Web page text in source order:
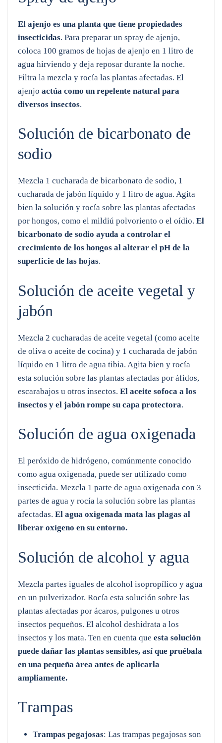
El ajenjo es una planta que tiene propiedades
insecticidas. Para preparar un spray de ajenjo,
coloca 100 gramos de hojas de ajenjo en 1 litro de
agua hirviendo y deja reposar durante la noche.
Filtra la mezcla y rocía las plantas afectadas. El
ajenjo actúa como un repelente natural para
diversos insectos.
Solución de bicarbonato de
sodio
Mezcla 1 cucharada de bicarbonato de sodio, 1
cucharada de jabón líquido y 1 litro de agua. Agita
bien la solución y rocía sobre las plantas afectadas
por hongos, como el mildiú polvoriento o el oídio. El
bicarbonato de sodio ayuda a controlar el
crecimiento de los hongos al alterar el pH de la
superficie de las hojas.
Solución de aceite vegetal y
jabón
Mezcla 2 cucharadas de aceite vegetal (como aceite
de oliva o aceite de cocina) y 1 cucharada de jabón
líquido en 1 litro de agua tibia. Agita bien y rocía
esta solución sobre las plantas afectadas por áfidos,
escarabajos u otros insectos. El aceite sofoca a los
insectos y el jabón rompe su capa protectora.
Solución de agua oxigenada
El peróxido de hidrógeno, comúnmente conocido
como agua oxigenada, puede ser utilizado como
insecticida. Mezcla 1 parte de agua oxigenada con 3
partes de agua y rocía la solución sobre las plantas
afectadas. El agua oxigenada mata las plagas al
liberar oxígeno en su entorno.
Solución de alcohol y agua
Mezcla partes iguales de alcohol isopropílico y agua
en un pulverizador. Rocía esta solución sobre las
plantas afectadas por ácaros, pulgones u otros
insectos pequeños. El alcohol deshidrata a los
insectos y los mata. Ten en cuenta que esta solución
puede dañar las plantas sensibles, así que pruébala
en una pequeña área antes de aplicarla
ampliamente.
Trampas
Trampas pegajosas: Las trampas pegajosas son